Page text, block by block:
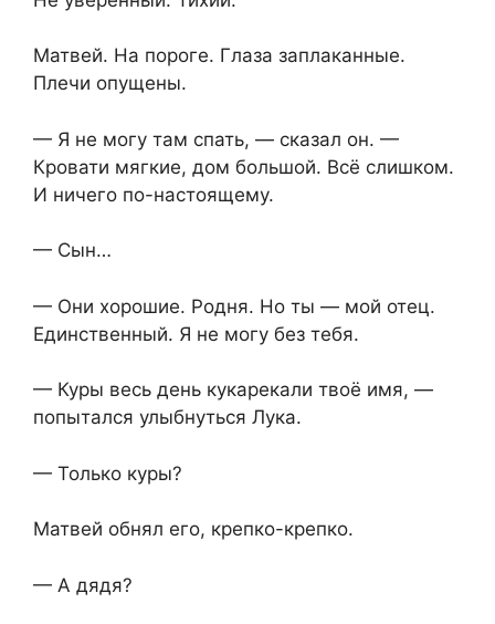
Матвей. На пороге. Глаза заплаканные.
Плечи опущены.
— Я не могу там спать, — сказал он. —
Кровати мягкие, дом большой. Всё слишком.
И ничего по-настоящему.
— Сын…
— Они хорошие. Родня. Но ты — мой отец.
Единственный. Я не могу без тебя.
— Куры весь день кукарекали твоё имя, —
попытался улыбнуться Лука.
— Только куры?
Матвей обнял его, крепко-крепко.
— А дядя?